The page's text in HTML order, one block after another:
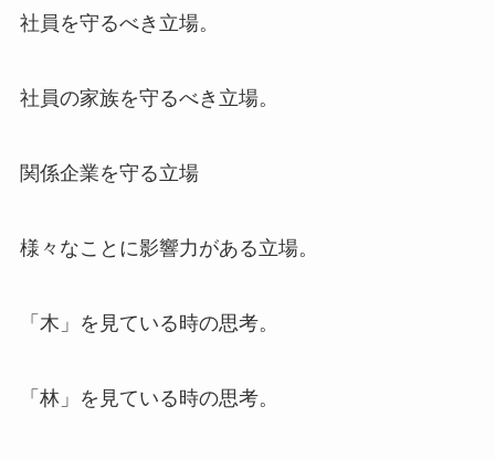
社員を守るべき立場。
社員の家族を守るべき立場。
関係企業を守る立場
様々なことに影響力がある立場。
「木」を見ている時の思考。
「林」を見ている時の思考。